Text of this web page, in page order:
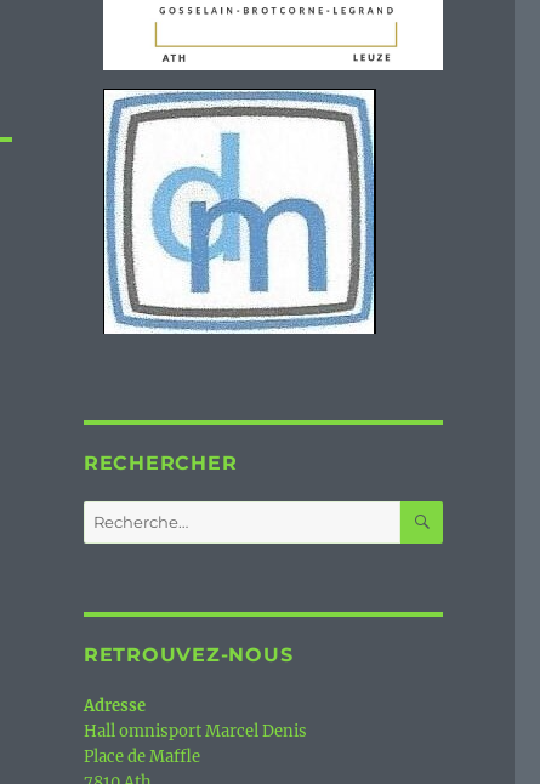
RECHERCHER
Recherche
pour :
RETROUVEZ-NOUS
Adresse
Hall omnisport Marcel Denis
Place de Maffle